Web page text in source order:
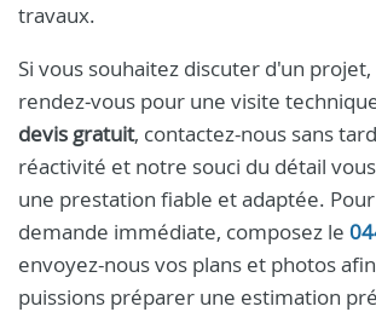
travaux.
Si vous souhaitez discuter d'un
rendez‑vous pour une visite
devis gratuit, contactez-nous sans
réactivité et notre souci du détail
une prestation fiable et adaptée.
demande immédiate, composez le
envoyez-nous vos plans et photos
puissions préparer une estimation